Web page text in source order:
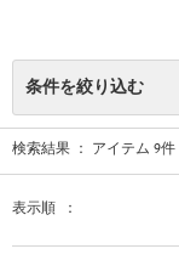
条件を絞り込む
検索結果 ： アイテム 9件
表示順 ：